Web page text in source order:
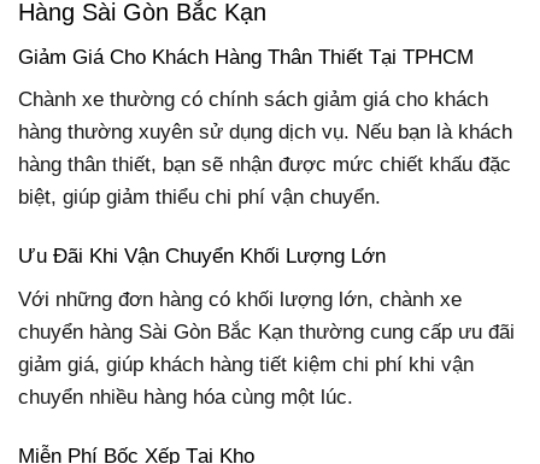
Hàng Sài Gòn Bắc Kạn
Giảm Giá Cho Khách Hàng Thân Thiết Tại TPHCM
Chành xe thường có chính sách giảm giá cho khách
hàng thường xuyên sử dụng dịch vụ. Nếu bạn là khách
hàng thân thiết, bạn sẽ nhận được mức chiết khấu đặc
biệt, giúp giảm thiểu chi phí vận chuyển.
Ưu Đãi Khi Vận Chuyển Khối Lượng Lớn
Với những đơn hàng có khối lượng lớn, chành xe
chuyển hàng Sài Gòn Bắc Kạn thường cung cấp ưu đãi
giảm giá, giúp khách hàng tiết kiệm chi phí khi vận
chuyển nhiều hàng hóa cùng một lúc.
Miễn Phí Bốc Xếp Tại Kho